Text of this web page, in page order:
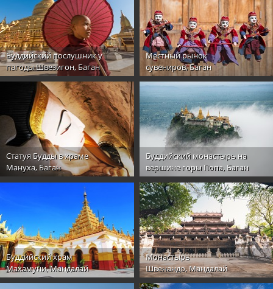
Буддийский послушник у
пагоды Швезигон, Баган
Местный рынок
сувениров, Баган
Статуя Будды в храме
Мануха, Баган
Буддийский монастырь на
вершине горы Попа, Баган
Буддийский храм
Махамуни, Мандалай
Монастырь
Швенандо, Мандалай